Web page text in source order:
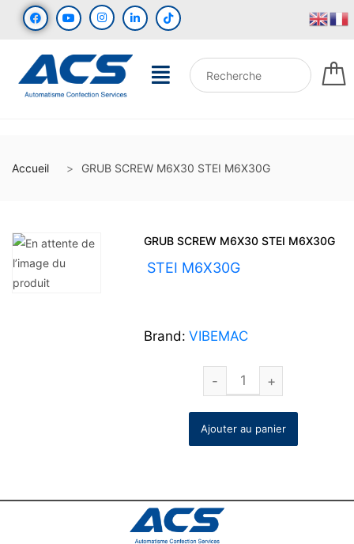
Accueil GRUB SCREW M6X30 STEI M6X30G
GRUB SCREW M6X30 STEI M6X30G
STEI M6X30G
Brand: VIBEMAC
Ajouter au panier